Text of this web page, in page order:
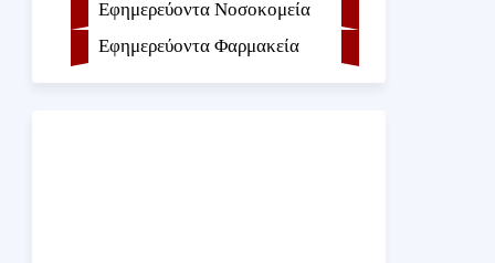
Εφημερεύοντα Νοσοκομεία
Εφημερεύοντα Φαρμακεία